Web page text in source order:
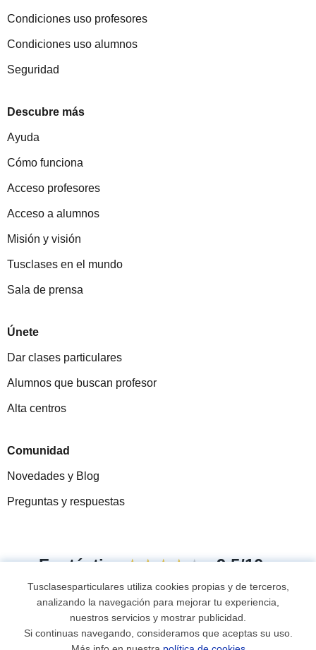
Condiciones uso profesores
Condiciones uso alumnos
Seguridad
Descubre más
Ayuda
Cómo funciona
Acceso profesores
Acceso a alumnos
Misión y visión
Tusclases en el mundo
Sala de prensa
Únete
Dar clases particulares
Alumnos que buscan profesor
Alta centros
Comunidad
Novedades y Blog
Preguntas y respuestas
Fantástica★★★★★ 9,5/10
opiniones de alumnos
© 2007 - 2026 Tus clases particulares
Tusclasesparticulares utiliza cookies propias y de terceros,
analizando la navegación para mejorar tu experiencia,
nuestros servicios y mostrar publicidad.
Si continuas navegando, consideramos que aceptas su uso.